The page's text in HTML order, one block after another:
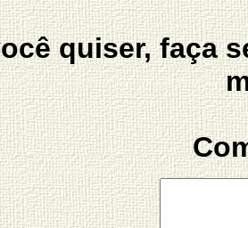
quiser, faça